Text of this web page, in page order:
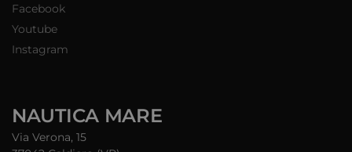
Facebook
Youtube
Instagram
NAUTICA MARE
Via Verona, 15